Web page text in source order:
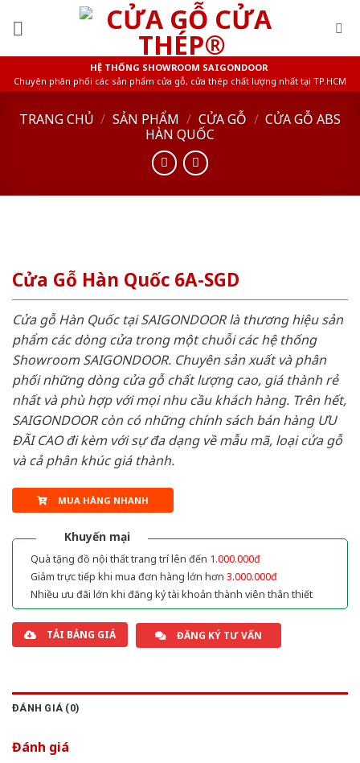
HỆ THỐNG SHOWROOM SAIGONDOOR
Chuyên phân phối các sản phẩm cửa gỗ, cửa thép chất lượng nhất tại TP.HCM
TRANG CHỦ / SẢN PHẨM / CỬA GỖ / CỬA GỖ ABS
HÀN QUỐC
Cửa Gỗ Hàn Quốc 6A-SGD
Cửa gỗ Hàn Quốc tại SAIGONDOOR là thương hiệu sản
phẩm các dòng cửa trong một chuỗi các hệ thống
Showroom SAIGONDOOR. Chuyên sản xuất và phân
phối những dòng cửa gỗ chất lượng cao, giá thành rẻ
nhất và phù hợp với mọi nhu cầu khách hàng. Trên hết,
SAIGONDOOR còn có những chính sách bán hàng ƯU
ĐÃI CAO đi kèm với sự đa dạng về mẫu mã, loại cửa gỗ
và cả phân khúc giá thành.
MUA HÀNG NHANH
Khuyến mại
Quà tặng đồ nội thất trang trí lên đến 1.000.000đ
Giảm trực tiếp khi mua đơn hàng lớn hơn 3.000.000đ
Nhiều ưu đãi lớn khi đăng ký tài khoản thành viên thân thiết
TẢI BẢNG GIÁ ĐĂNG KÝ TƯ VẤN
ĐÁNH GIÁ (0)
Đánh giá